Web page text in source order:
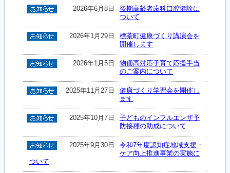
2026年6月8日
後期高齢者歯科口腔健診に
ついて
2026年1月29日
標茶町健康づくり講演会を
開催します
2026年1月5日
物価高対応子育て応援手当
のご案内について
2025年11月27日
健康づくり学習会を開催し
ます
2025年10月7日
子どものインフルエンザ予
防接種の助成について
2025年9月30日
令和7年度認知症地域支援・
ケア向上推進事業の実施に
ついて